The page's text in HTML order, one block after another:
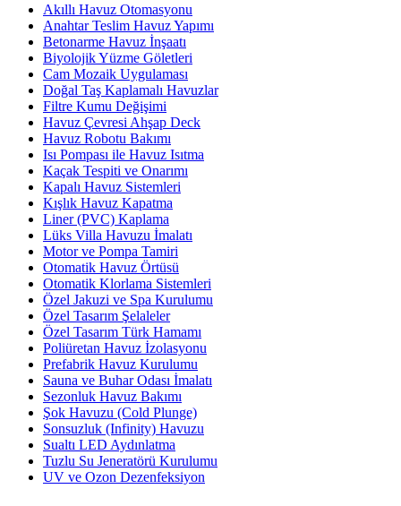
Akıllı Havuz Otomasyonu
Anahtar Teslim Havuz Yapımı
Betonarme Havuz İnşaatı
Biyolojik Yüzme Göletleri
Cam Mozaik Uygulaması
Doğal Taş Kaplamalı Havuzlar
Filtre Kumu Değişimi
Havuz Çevresi Ahşap Deck
Havuz Robotu Bakımı
Isı Pompası ile Havuz Isıtma
Kaçak Tespiti ve Onarımı
Kapalı Havuz Sistemleri
Kışlık Havuz Kapatma
Liner (PVC) Kaplama
Lüks Villa Havuzu İmalatı
Motor ve Pompa Tamiri
Otomatik Havuz Örtüsü
Otomatik Klorlama Sistemleri
Özel Jakuzi ve Spa Kurulumu
Özel Tasarım Şelaleler
Özel Tasarım Türk Hamamı
Poliüretan Havuz İzolasyonu
Prefabrik Havuz Kurulumu
Sauna ve Buhar Odası İmalatı
Sezonluk Havuz Bakımı
Şok Havuzu (Cold Plunge)
Sonsuzluk (Infinity) Havuzu
Sualtı LED Aydınlatma
Tuzlu Su Jeneratörü Kurulumu
UV ve Ozon Dezenfeksiyon